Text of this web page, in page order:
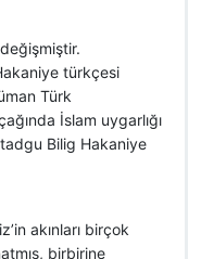
türkçesi
Türk
İslam uygarlığı
Bilig Hakaniye
akınları birçok
birbirine